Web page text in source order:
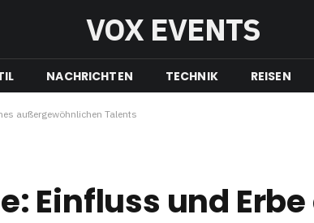
VOX EVENTS
NACHRICHTEN TECHNIK REISEN
außergewöhnlichen Talents
Einfluss und Erbe